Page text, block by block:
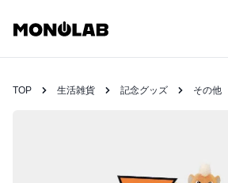
TOP 生活雑貨 記念グッズ その他